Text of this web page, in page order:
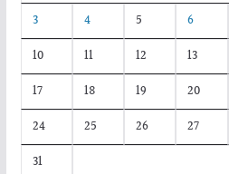
3
4 5 6
10
11 12 13
17
18 19 20
24
25 26 27
31